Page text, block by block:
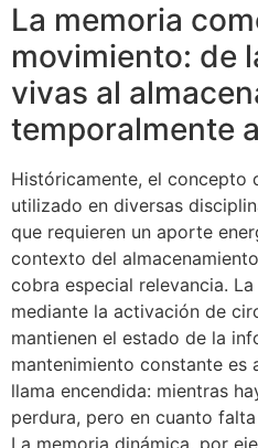
La memoria
movimiento: de
vivas al
temporalmente
Históricamente, el concepto
utilizado en diversas
que requieren un aporte
contexto del
cobra especial relevancia.
mediante la activación de
mantienen el estado de la
mantenimiento constante es
llama encendida: mientras
perdura, pero en cuanto